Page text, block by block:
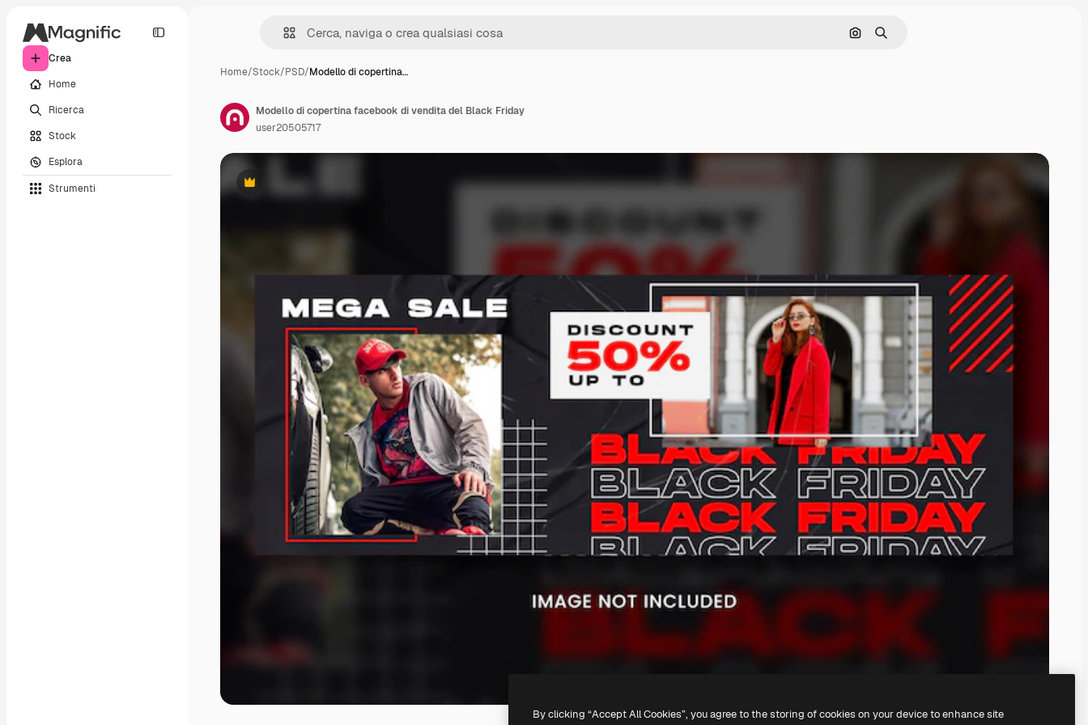
Crea
Home
Ricerca
Stock
Esplora
Strumenti
Cerca per immagine
Ricerca
Home/Stock/PSD/Modello di copertina…
Premium
Modello di copertina facebook di vendita del Black Friday
user20505717
By clicking “Accept All Cookies”, you agree to the storing of cookies on your device to enhance site